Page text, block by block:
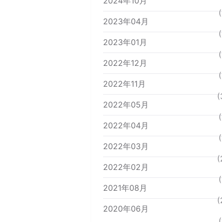
2023年04月
2023年01月
2022年12月
2022年11月
2022年05月
2022年04月
2022年03月
2022年02月
2021年08月
2020年06月